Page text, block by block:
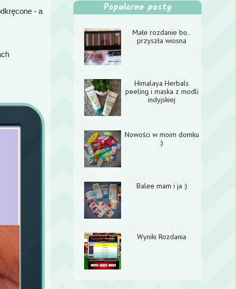
- a
Popularne posty
Małe rozdanie bo..
przyszła wiosna
Himalaya Herbals
peeling i maska z modli
indyjskiej
Nowości w moim domku
:)
Balee mam i ja :)
Wyniki Rozdania